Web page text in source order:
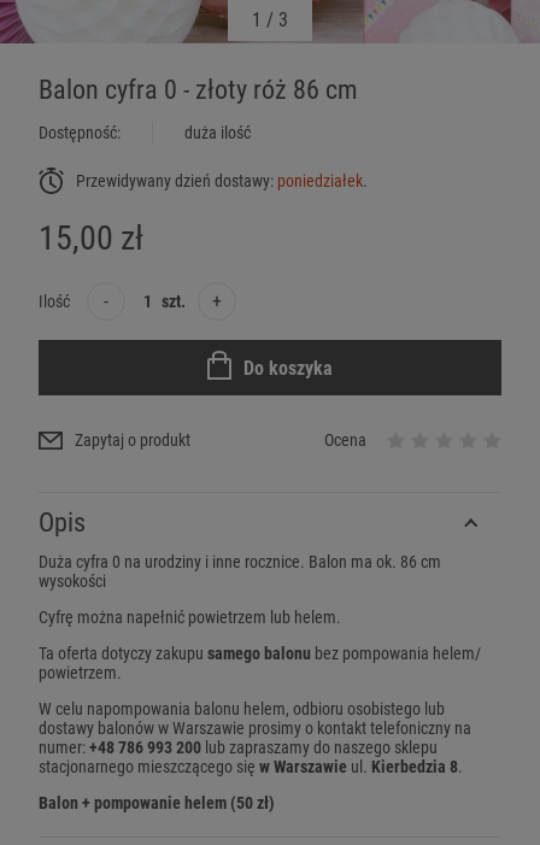
1 / 3
Balon cyfra 0 - złoty róż 86 cm
Dostępność: duża ilość
Przewidywany dzień dostawy: poniedziałek.
15,00 zł
Ilość - szt. +
Do koszyka
Zapytaj o produkt Ocena
Opis
Duża cyfra 0 na urodziny i inne rocznice. Balon ma ok. 86 cm
wysokości
Cyfrę można napełnić powietrzem lub helem.
Ta oferta dotyczy zakupu samego balonu bez pompowania helem/
powietrzem.
W celu napompowania balonu helem, odbioru osobistego lub
dostawy balonów w Warszawie prosimy o kontakt telefoniczny na
numer:+48 786 993 200 lub zapraszamy do naszego sklepu
stacjonarnego mieszczącego się w Warszawie ul. Kierbedzia 8.
Balon + pompowanie helem (50 zł)